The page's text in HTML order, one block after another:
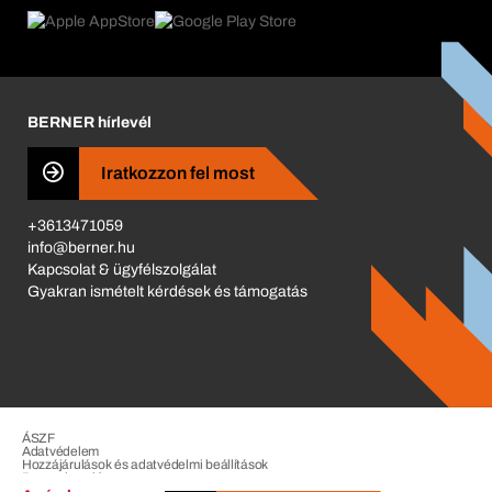
Termékajánló
Mi hajt minket
Business Conduct
BERNER hírlevél
Iratkozzon fel most
+3613471059
info@berner.hu
Kapcsolat & ügyfélszolgálat
Gyakran ismételt kérdések és támogatás
ÁSZF
Adatvédelem
Hozzájárulások és adatvédelmi beállítások
Panaszkezelés